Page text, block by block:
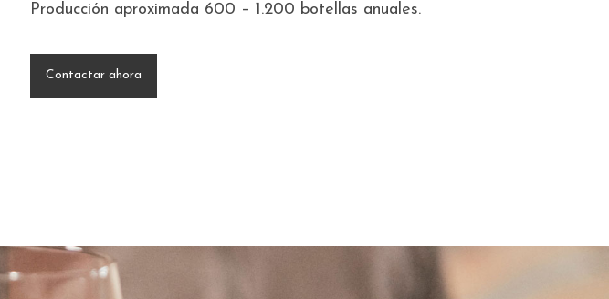
Producción aproximada 600 – 1.200 botellas anuales.
Contactar ahora